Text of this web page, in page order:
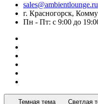
sales@ambientlounge.ru
г. Красногорск,
Пн - Пт: с 9:00 до
Темная тема Светлая